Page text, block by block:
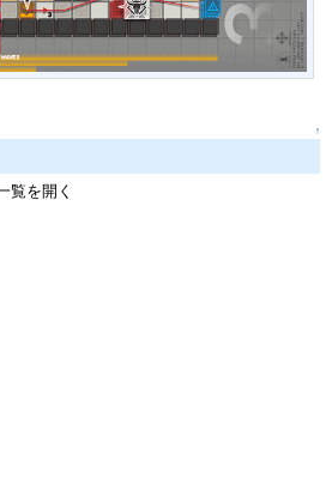
↑
覧を開く